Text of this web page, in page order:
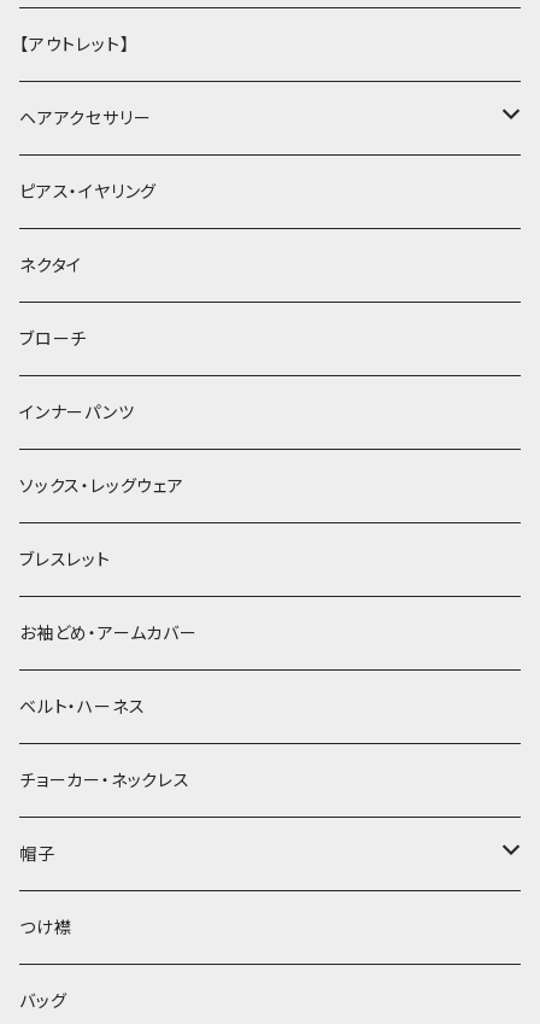
【アウトレット】
ヘアアクセサリー
ヘアクリップ
ヘッドドレス・カチューシャ
ヘアゴム
簪
ピアス・イヤリング
ネクタイ
ブローチ
インナーパンツ
ソックス・レッグウェア
ブレスレット
お袖どめ・アームカバー
ベルト・ハーネス
チョーカー・ネックレス
帽子
ベレー帽
つけ襟
バッグ